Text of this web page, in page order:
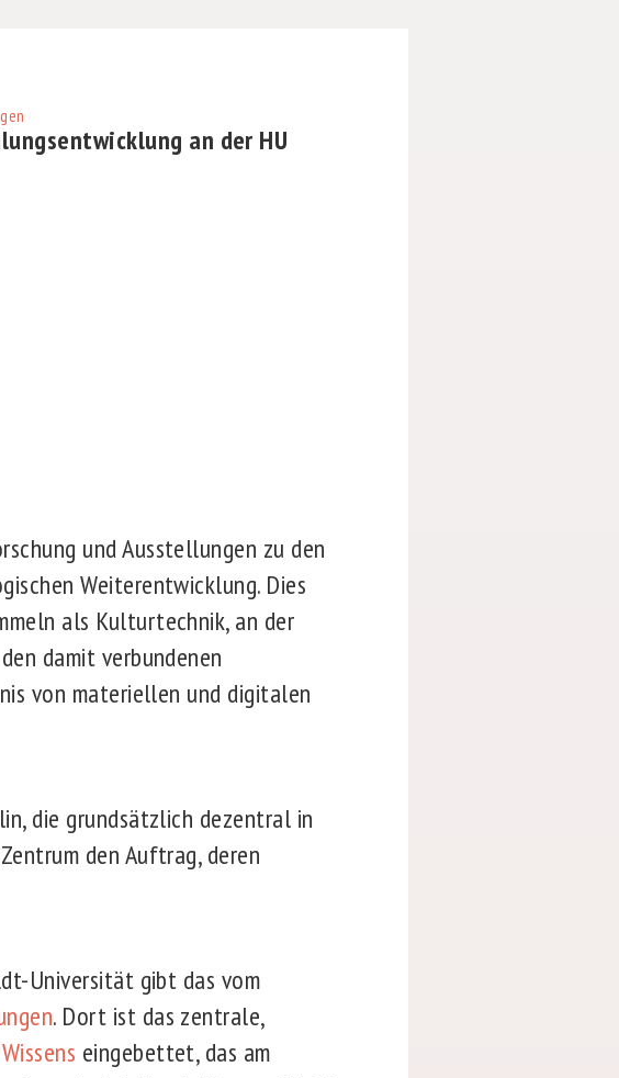
an der HU
und Ausstellungen zu den
Weiterentwicklung. Dies
als Kulturtechnik, an der
damit verbundenen
von materiellen und digitalen
die grundsätzlich dezentral in
den Auftrag, deren
Universität gibt das vom
. Dort ist das zentrale,
eingebettet, das am